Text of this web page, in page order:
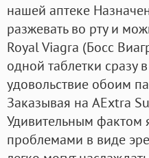
нашей аптеке
разжевать во рту и
Royal Viagra (Босс
одной таблетки сразу
удовольствие обоим
Заказывая на AExtra
Удивительным фактом
проблемами в виде